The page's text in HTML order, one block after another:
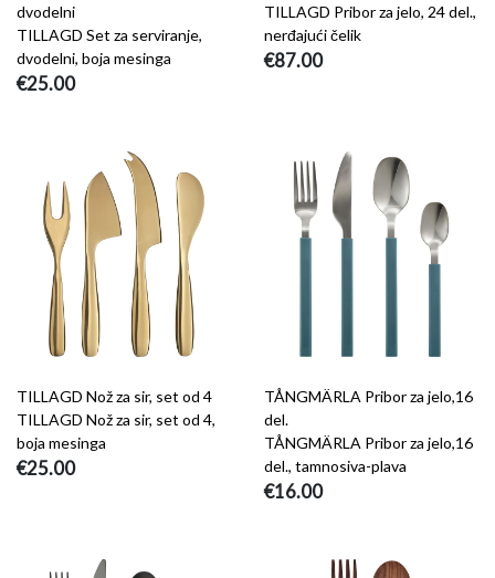
dvodelni
TILLAGD Set za serviranje,
dvodelni, boja mesinga
€25.00
TILLAGD Pribor za jelo, 24 del.,
nerđajući čelik
€87.00
TILLAGD Nož za sir, set od 4
TILLAGD Nož za sir, set od 4,
boja mesinga
€25.00
TÅNGMÄRLA Pribor za jelo,16
del.
TÅNGMÄRLA Pribor za jelo,16
del., tamnosiva-plava
€16.00